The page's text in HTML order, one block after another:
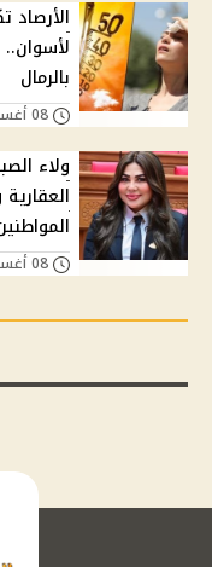
بالرمال
ولاء